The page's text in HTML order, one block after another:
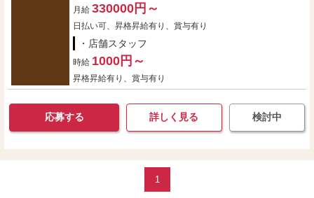
月給 330000円～
日払い可、昇格昇給有り、賞与有り
・店舗スタッフ
時給 1000円～
昇格昇給有り、賞与有り
応募する 詳しく見る 検討中
1